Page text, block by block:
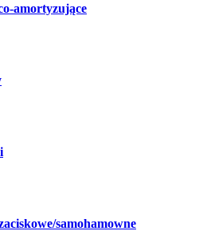
amortyzujące
samohamowne